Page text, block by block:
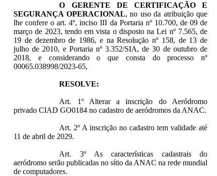
O GERENTE DE CERTIFICAÇÃO E
SEGURANÇA OPERACIONAL, no uso da atribuição que
lhe confere o art. 4º, inciso III da Portaria nº 10.700, de 09 de
março de 2023, tendo em vista o disposto na Lei nº 7.565, de
19 de dezembro de 1986, e na Resolução nº 158, de 13 de
julho de 2010, e Portaria nº 3.352/SIA, de 30 de outubro de
2018, e considerando o que consta do processo nº
00065.038998/2023-65,
RESOLVE:
Art. 1º Alterar a inscrição do Aeródromo
privado CIAD GO0184 no cadastro de aeródromos da ANAC.
Art. 2º A inscrição no cadastro tem validade até
11 de abril de 2029.
Art. 3º As características cadastrais do
aeródromo serão publicadas no sítio da ANAC na rede mundial
de computadores.